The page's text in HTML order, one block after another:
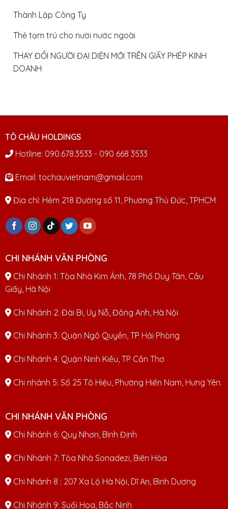
Thành Lập Công Ty
Thẻ tạm trú cho nười nước ngoài
THAY ĐỔI NGƯỜI ĐẠI DIỆN MỚI TRÊN GIẤY PHÉP KINH
DOANH
TÔ CHÂU HOLDINGS
Hotline: 090.678.3533 - 090 668 3533
Email: tochauvietnam@gmail.com
Địa chỉ: Hẻm 218 Đường số 11, Phường Thủ Đức, TPHCM
CHI NHÁNH VĂN PHÒNG
Chi Nhánh 1: Tòa Nhà Kim Ánh, 78 Phố Duy Tân, Cầu
Giấy, Hà Nội
Chi Nhánh 2: Đài Bi, Uy Nỗ, Đông Anh, Hà Nội
Chi Nhánh 3: Quận Ngô Quyền, TP Hải Phòng
Chi Nhánh 4: Quận Ninh Kiều, TP Cần Thơ
Chi nhánh 5: Số 25 Tô Hiệu, Phường Hiến Nam, Hưng Yên.
CHI NHÁNH VĂN PHÒNG
Chi Nhánh 6: Quy Nhơn, Bình Định
Chi Nhánh 7: Tòa Nhà Sonadezi, Biên Hòa
Chi Nhánh 8 : 207 Xa Lộ Hà Nội, Dĩ An, Bình Dương
Chi Nhánh 9: Suối Hoa, Bắc Ninh